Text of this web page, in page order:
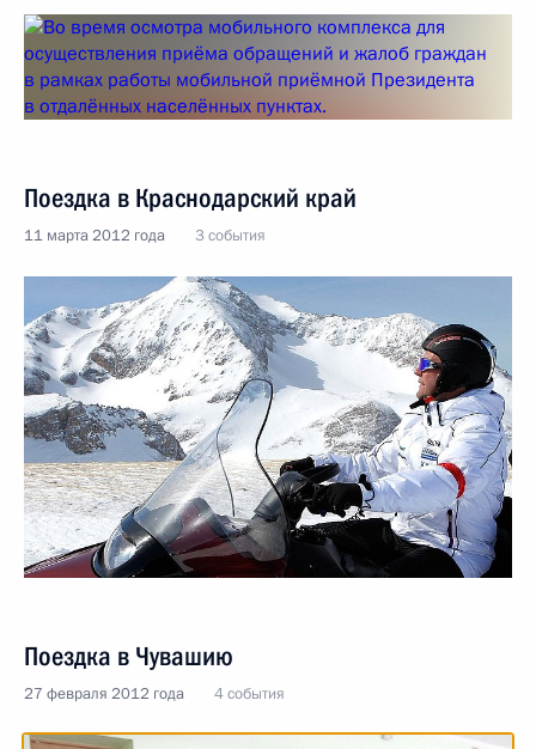
Поездка в Краснодарский край
11 марта 2012 года 3 события
Поездка в Чувашию
27 февраля 2012 года 4 события